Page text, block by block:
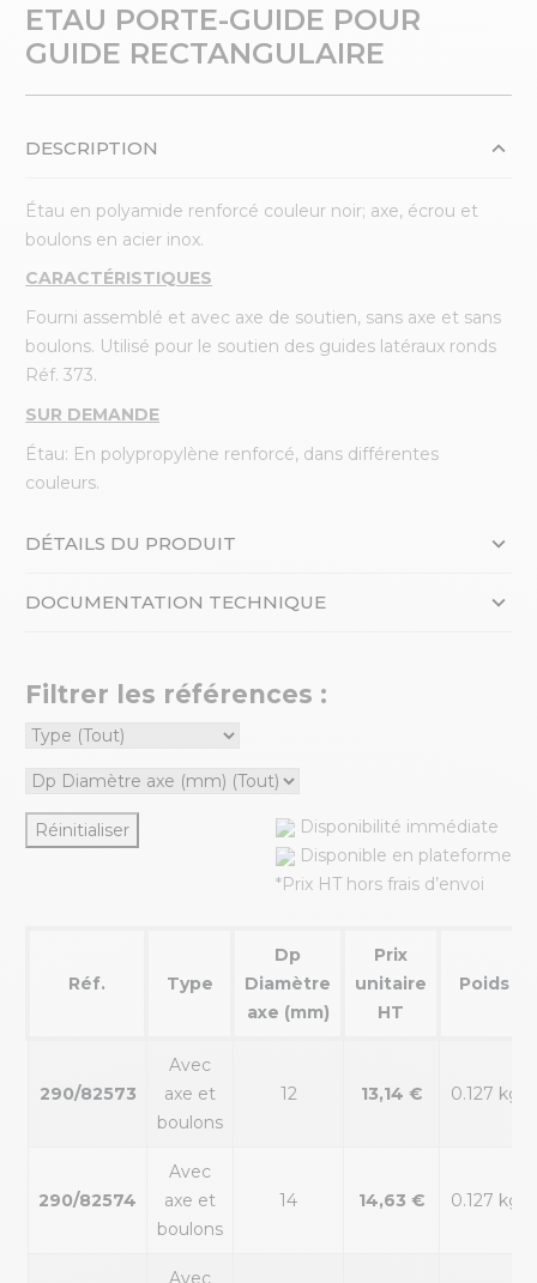
ETAU PORTE-GUIDE POUR
GUIDE RECTANGULAIRE
DESCRIPTION
Étau en polyamide renforcé couleur noir; axe, écrou et
boulons en acier inox.
CARACTÉRISTIQUES
Fourni assemblé et avec axe de soutien, sans axe et sans
boulons. Utilisé pour le soutien des guides latéraux ronds
Réf. 373.
SUR DEMANDE
Étau: En polypropylène renforcé, dans différentes
couleurs.
DÉTAILS DU PRODUIT
DOCUMENTATION TECHNIQUE
Filtrer les références :
Réinitialiser
Disponibilité immédiate
Disponible en plateforme
*Prix HT hors frais d’envoi
Réf. Type
Dp
Diamètre
axe (mm)
Prix
unitaire
HT
Poids
290/82573
Avec
axe et
boulons
12 13,14 € 0.127 kg
290/82574
Avec
axe et
boulons
14 14,63 € 0.127 kg
Avec